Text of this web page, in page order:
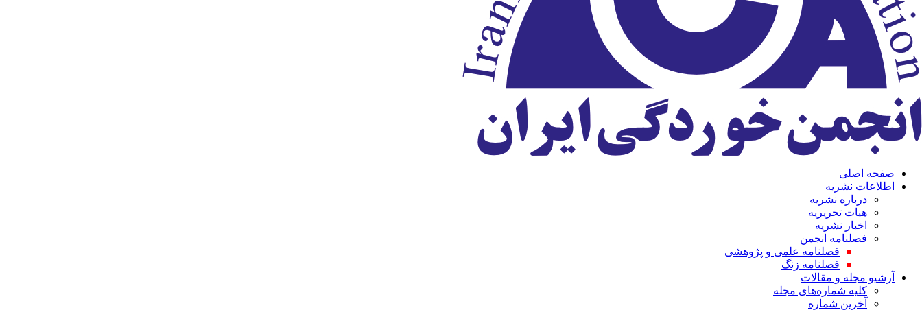
صفحه اصلی
اطلاعات نشریه
درباره نشریه
هیات تحریریه
اخبار نشریه
فصلنامه انجمن
فصلنامه علمی و پژوهشی
فصلنامه زنگ
آرشیو مجله و مقالات
کلیه شماره‌های مجله
آخرین شماره